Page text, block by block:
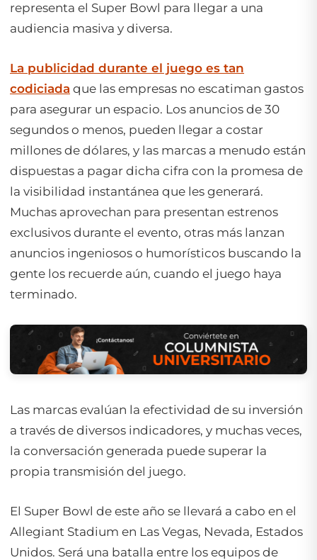
representa el Super Bowl para llegar a una
audiencia masiva y diversa.
La publicidad durante el juego es tan
codiciada que las empresas no escatiman gastos
para asegurar un espacio. Los anuncios de 30
segundos o menos, pueden llegar a costar
millones de dólares, y las marcas a menudo están
dispuestas a pagar dicha cifra con la promesa de
la visibilidad instantánea que les generará.
Muchas aprovechan para presentan estrenos
exclusivos durante el evento, otras más lanzan
anuncios ingeniosos o humorísticos buscando la
gente los recuerde aún, cuando el juego haya
terminado.
Las marcas evalúan la efectividad de su inversión
a través de diversos indicadores, y muchas veces,
la conversación generada puede superar la
propia transmisión del juego.
El Super Bowl de este año se llevará a cabo en el
Allegiant Stadium en Las Vegas, Nevada, Estados
Unidos. Será una batalla entre los equipos de